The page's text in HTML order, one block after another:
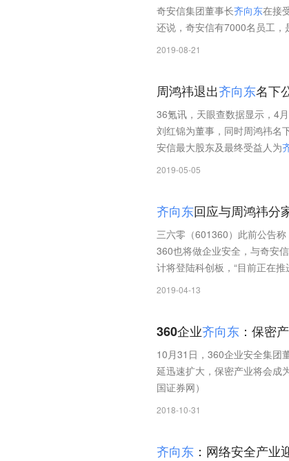
奇安信集团董事长齐向东在接
还说，奇安信有7000名员工，
2019-08-21
周鸿祎退出齐向东名下
36氪讯，天眼查数据显示，4
刘红锦为董事，同时周鸿祎名
安信最大股东及最终受益人为
2019-05-05
齐向东回应与周鸿祎分
三六零（601360）此前公告
360也将做企业安全，与奇安
计将登陆科创板，“目前正在推
2019-04-13
360企业齐向东 ：保密
10月31日，360企业安全集团
延迅速扩大，保密产业将会成
国证券网）
2018-10-31
齐向东 ：网络安全产业